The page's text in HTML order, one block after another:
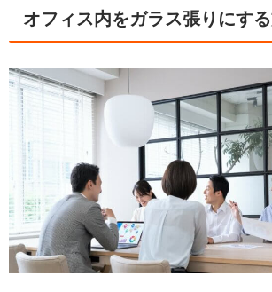
オフィス内をガラス張りにす